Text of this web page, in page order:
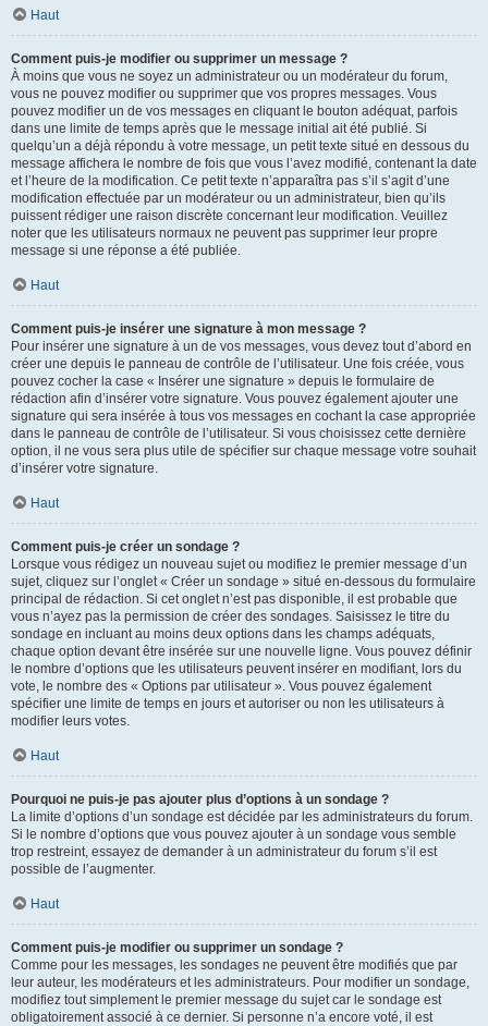
Haut
Comment puis-je modifier ou supprimer un message ?
À moins que vous ne soyez un administrateur ou un modérateur du forum,
vous ne pouvez modifier ou supprimer que vos propres messages. Vous
pouvez modifier un de vos messages en cliquant le bouton adéquat, parfois
dans une limite de temps après que le message initial ait été publié. Si
quelqu’un a déjà répondu à votre message, un petit texte situé en dessous du
message affichera le nombre de fois que vous l’avez modifié, contenant la date
et l’heure de la modification. Ce petit texte n’apparaîtra pas s’il s’agit d’une
modification effectuée par un modérateur ou un administrateur, bien qu’ils
puissent rédiger une raison discrète concernant leur modification. Veuillez
noter que les utilisateurs normaux ne peuvent pas supprimer leur propre
message si une réponse a été publiée.
Haut
Comment puis-je insérer une signature à mon message ?
Pour insérer une signature à un de vos messages, vous devez tout d’abord en
créer une depuis le panneau de contrôle de l’utilisateur. Une fois créée, vous
pouvez cocher la case « Insérer une signature » depuis le formulaire de
rédaction afin d’insérer votre signature. Vous pouvez également ajouter une
signature qui sera insérée à tous vos messages en cochant la case appropriée
dans le panneau de contrôle de l’utilisateur. Si vous choisissez cette dernière
option, il ne vous sera plus utile de spécifier sur chaque message votre souhait
d’insérer votre signature.
Haut
Comment puis-je créer un sondage ?
Lorsque vous rédigez un nouveau sujet ou modifiez le premier message d’un
sujet, cliquez sur l’onglet « Créer un sondage » situé en-dessous du formulaire
principal de rédaction. Si cet onglet n’est pas disponible, il est probable que
vous n’ayez pas la permission de créer des sondages. Saisissez le titre du
sondage en incluant au moins deux options dans les champs adéquats,
chaque option devant être insérée sur une nouvelle ligne. Vous pouvez définir
le nombre d’options que les utilisateurs peuvent insérer en modifiant, lors du
vote, le nombre des « Options par utilisateur ». Vous pouvez également
spécifier une limite de temps en jours et autoriser ou non les utilisateurs à
modifier leurs votes.
Haut
Pourquoi ne puis-je pas ajouter plus d’options à un sondage ?
La limite d’options d’un sondage est décidée par les administrateurs du forum.
Si le nombre d’options que vous pouvez ajouter à un sondage vous semble
trop restreint, essayez de demander à un administrateur du forum s’il est
possible de l’augmenter.
Haut
Comment puis-je modifier ou supprimer un sondage ?
Comme pour les messages, les sondages ne peuvent être modifiés que par
leur auteur, les modérateurs et les administrateurs. Pour modifier un sondage,
modifiez tout simplement le premier message du sujet car le sondage est
obligatoirement associé à ce dernier. Si personne n’a encore voté, il est